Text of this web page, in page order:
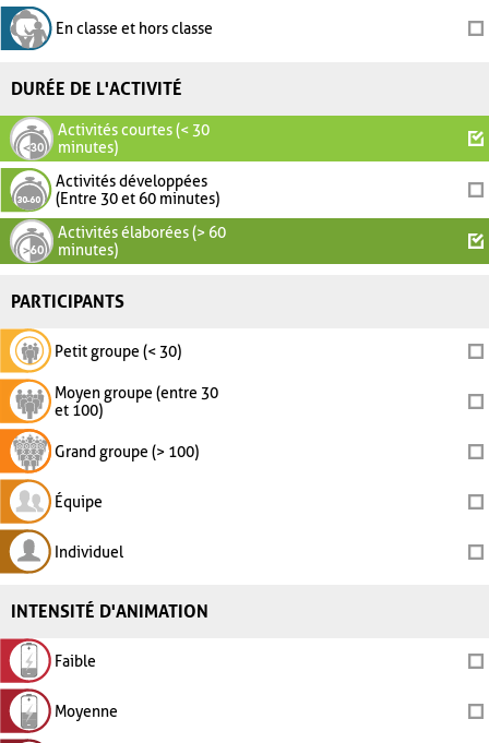
En classe et hors classe
DURÉE DE L'ACTIVITÉ
Activités courtes (< 30
minutes)
Activités développées
(Entre 30 et 60 minutes)
Activités élaborées (> 60
minutes)
PARTICIPANTS
Petit groupe (< 30)
Moyen groupe (entre 30
et 100)
Grand groupe (> 100)
Équipe
Individuel
INTENSITÉ D'ANIMATION
Faible
Moyenne